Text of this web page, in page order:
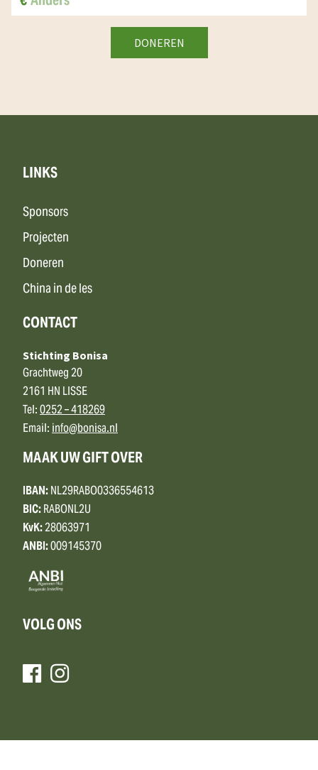
LINKS
Sponsors
Projecten
Doneren
China in de les
CONTACT
Stichting Bonisa
Grachtweg 20
2161 HN LISSE
Tel:0252 – 418269
Email:info@bonisa.nl
MAAK UW GIFT OVER
IBAN:NL29RABO0336554613
BIC:RABONL2U
KvK:28063971
ANBI:009145370
VOLG ONS